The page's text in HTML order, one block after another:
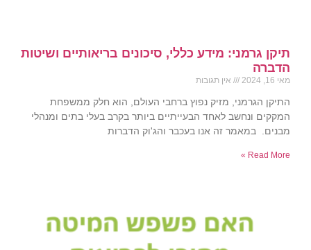
תיקן גרמני: מידע כללי, סיכונים בריאותיים ושיטות
הדברה
מאי 16, 2024 אין תגובות
התיקן הגרמני, מזיק נפוץ ברחבי העולם, הוא חלק ממשפחת
המקקים ונחשב לאחד הבעייתיים ביותר בקרב בעלי בתים ומנהלי
מבנים. במאמר זה אנו בעכבר והג'וק הדברות
Read More »